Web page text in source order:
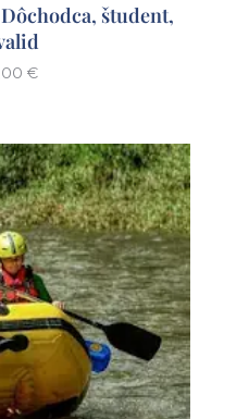
študent,
€